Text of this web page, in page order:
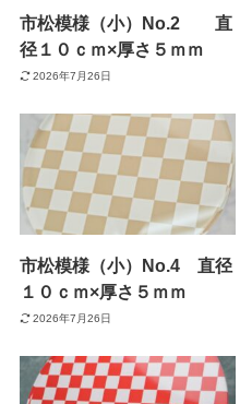
市松模様（小）No.2 直
径１０ｃｍ×厚さ５ｍｍ
2026年7月26日
市松模様（小）No.4 直径
１０ｃｍ×厚さ５ｍｍ
2026年7月26日